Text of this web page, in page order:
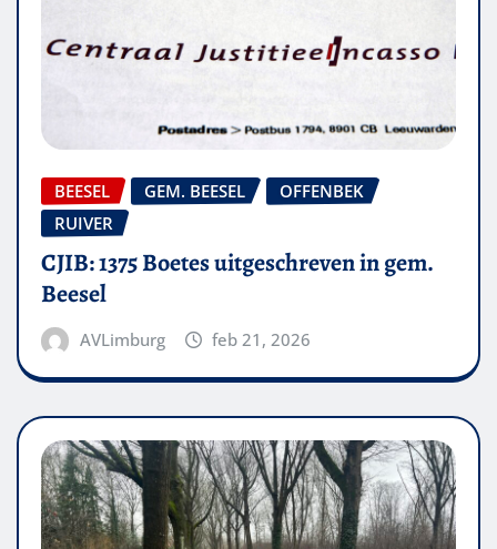
BEESEL GEM. BEESEL
OFFENBEK
RUIVER
CJIB: 1375 Boetes uitgeschreven in gem.
Beesel
AVLimburg feb 21, 2026